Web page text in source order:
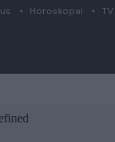
Horoskopai